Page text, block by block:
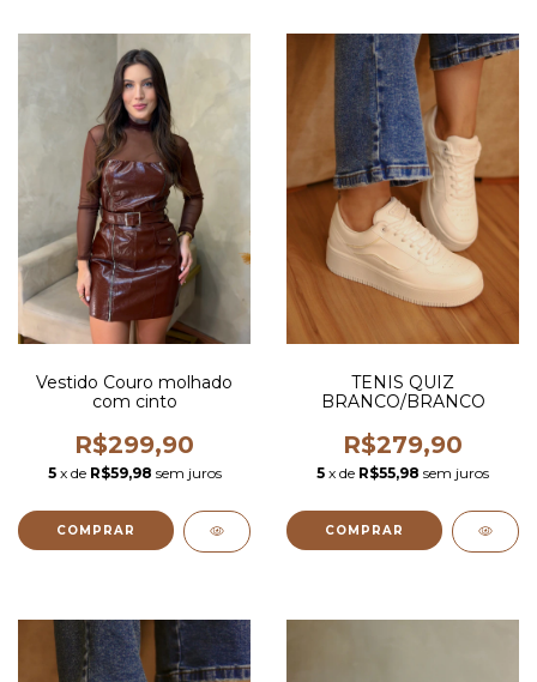
Vestido Couro molhado
com cinto
R$299,90
5 x de R$59,98 sem juros
COMPRAR
TENIS QUIZ
BRANCO/BRANCO
R$279,90
5 x de R$55,98 sem juros
COMPRAR